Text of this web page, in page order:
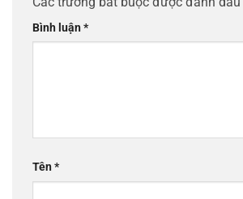
Bình luận*
Tên*